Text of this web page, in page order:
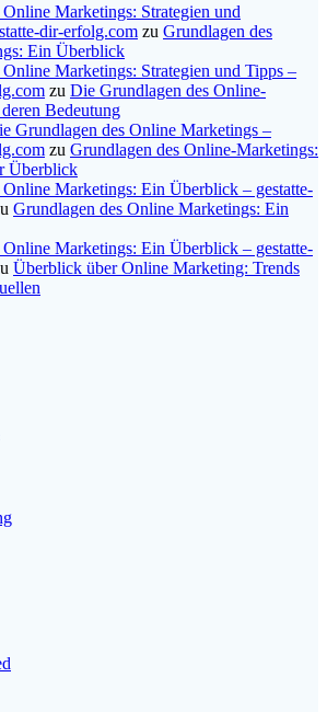
Marketings: Strategien und
dir-erfolg.com zu Grundlagen des
Ein Überblick
Marketings: Strategien und Tipps –
zu Die Grundlagen des Online-
Bedeutung
Grundlagen des Online Marketings –
zu Grundlagen des Online-Marketings:
Überblick
Online Marketings: Ein Überblick – gestatte-
Grundlagen des Online Marketings: Ein
Online Marketings: Ein Überblick – gestatte-
Überblick über Online Marketing: Trends